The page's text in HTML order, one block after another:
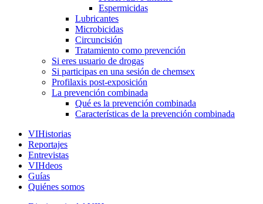
Espermicidas
Lubricantes
Microbicidas
Circuncisión
Tratamiento como prevención
Si eres usuario de drogas
Si participas en una sesión de chemsex
Profilaxis post-exposición
La prevención combinada
Qué es la prevención combinada
Características de la prevención combinada
VIHistorias
Reportajes
Entrevistas
VIHdeos
Guías
Quiénes somos